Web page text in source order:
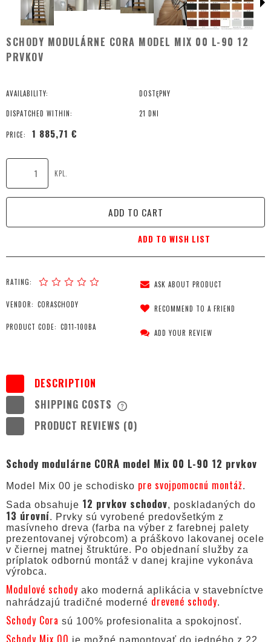
SCHODY MODULÁRNE CORA MODEL MIX 00 L-90 12
PRVKOV
AVAILABILITY: DOSTĘPNY
DISPATCHED WITHIN: 21 DNI
PRICE: 1 885,71 €
KPL.
ADD TO CART
ADD TO WISH LIST
RATING:
VENDOR: CORASCHODY
PRODUCT CODE: CD11-100BA
ASK ABOUT PRODUCT
RECOMMEND TO A FRIEND
ADD YOUR REVIEW
DESCRIPTION
SHIPPING COSTS
POSSIBLE PAYMENT COSTS
PRODUCT REVIEWS (0)
Schody modulárne CORA model Mix 00 L-90 12 prvkov
Model Mix 00 je schodisko pre svojpomocnú montáž.
Sada obsahuje 12 prvkov schodov, poskladaných do
13 úrovní. Prvky sú vyrobené predovšetkým z
masívneho dreva (farba na výber z farebnej palety
prezentovanej výrobcom) a práškovo lakovanej ocele
v čiernej matnej štruktúre. Po objednaní služby za
príplatok odbornú montáž v danej krajine vykonáva
výrobca.
Modulové schody ako moderná aplikácia v stavebníctve
nahrádzajú tradičné moderné drevené schody.
Schody Cora sú 100% profesionalita a spokojnosť.
Schody Mix 00 je možné namontovať do jedného z 22